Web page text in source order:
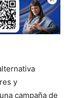
y
campaña de